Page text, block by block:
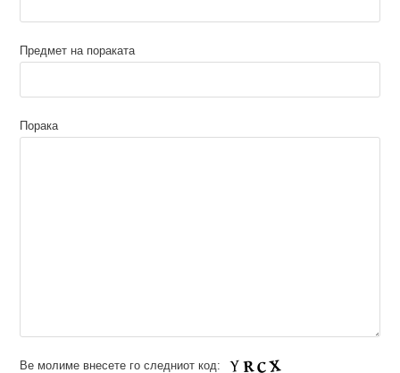
Предмет на пораката
Порака
Ве молиме внесете го следниот код: